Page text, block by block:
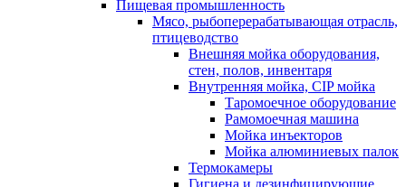
Пищевая промышленность
Мясо, рыбоперерабатывающая отрасль,
птицеводство
Внешняя мойка оборудования,
стен, полов, инвентаря
Внутренняя мойка, CIP мойка
Таромоечное оборудование
Рамомоечная машина
Мойка инъекторов
Мойка алюминиевых палок
Термокамеры
Гигиена и дезинфицирующие